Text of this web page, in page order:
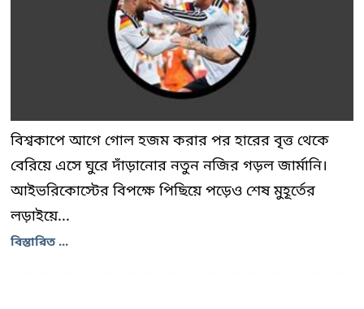
বিশ্বকাপে আগে গোল হজম করার পর হারের বৃত্ত থেকে
বেরিয়ে এসে ঘুরে দাঁড়ানোর নতুন নজির গড়ল জার্মানি।
আইভরিকোস্টের বিপক্ষে পিছিয়ে পড়েও শেষ মুহূর্তের
লড়াইয়ে...
বিস্তারিত ...